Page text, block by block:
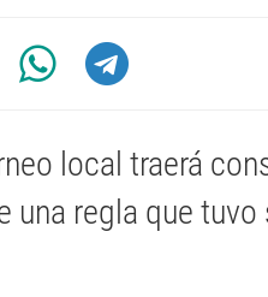
local traerá
una regla que